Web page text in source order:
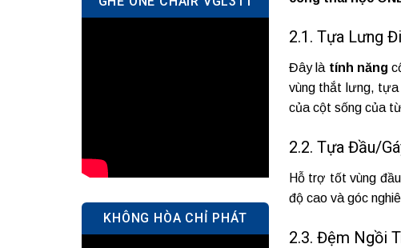
KHÔNG HÒA CHỈ PHÁT
2.1. Tựa Lưng
Đây là tính năng
vùng thắt lưng, tựa
của cột sống của
2.2. Tựa Đầu/
Hỗ trợ tốt vùng
độ cao và góc
2.3. Đệm Ngồi